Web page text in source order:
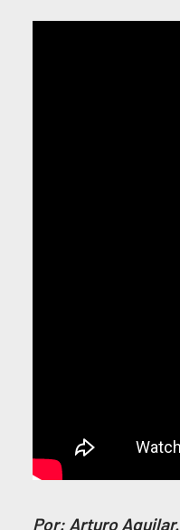
Por: Arturo Aguilar.